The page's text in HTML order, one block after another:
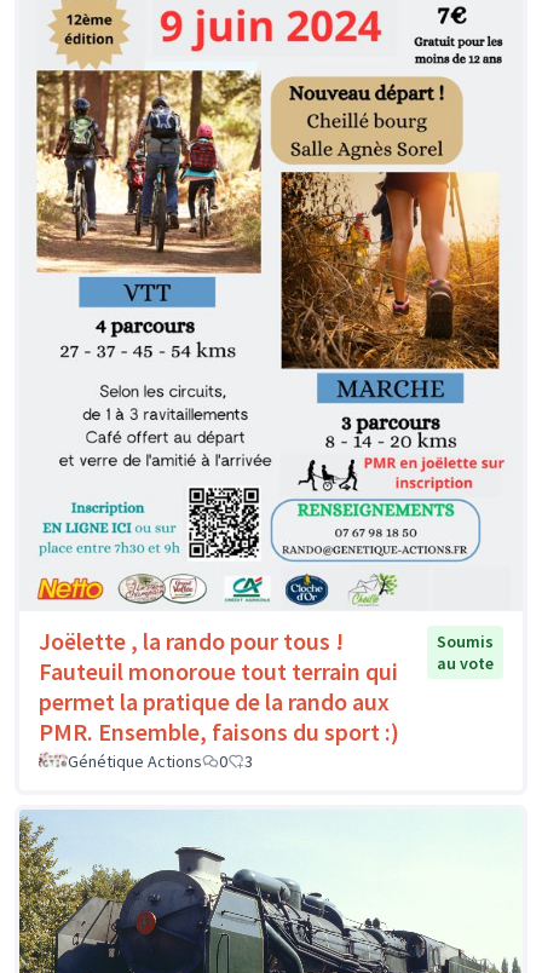
Joëlette , la rando pour tous !
Fauteuil monoroue tout terrain qui
permet la pratique de la rando aux
PMR. Ensemble, faisons du sport :)
Soumis
au vote
Génétique Actions 0 3